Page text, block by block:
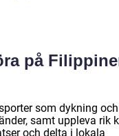
på
som dykning och
samt uppleva rik
och delta i lokala